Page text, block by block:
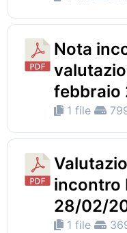
Nota
febbraio
1 file
incontro
28/02/
1 file